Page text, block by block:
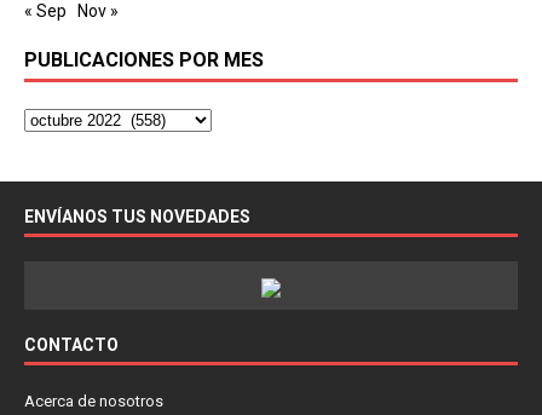
« Sep
Nov »
PUBLICACIONES POR MES
ENVÍANOS TUS NOVEDADES
CONTACTO
Acerca de nosotros